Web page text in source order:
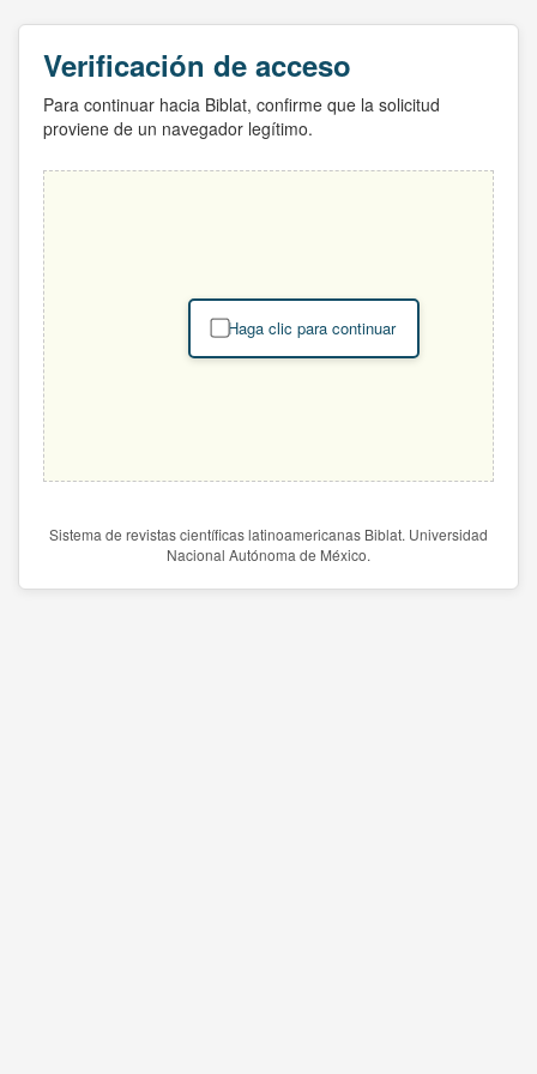
Verificación de acceso
Para continuar hacia Biblat, confirme que la solicitud
proviene de un navegador legítimo.
Haga clic para continuar
Sistema de revistas científicas latinoamericanas Biblat. Universidad
Nacional Autónoma de México.